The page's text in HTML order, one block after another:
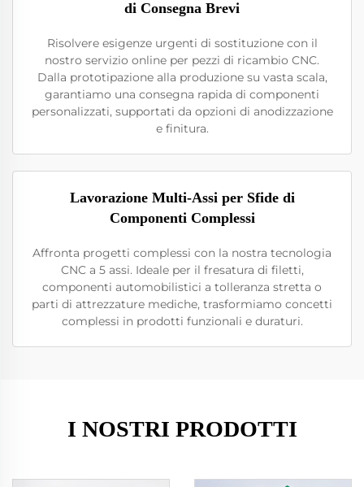
di Consegna Brevi
Risolvere esigenze urgenti di sostituzione con il
nostro servizio online per pezzi di ricambio CNC.
Dalla prototipazione alla produzione su vasta scala,
garantiamo una consegna rapida di componenti
personalizzati, supportati da opzioni di anodizzazione
e finitura.
Lavorazione Multi-Assi per Sfide di
Componenti Complessi
Affronta progetti complessi con la nostra tecnologia
CNC a 5 assi. Ideale per il fresatura di filetti,
componenti automobilistici a tolleranza stretta o
parti di attrezzature mediche, trasformiamo concetti
complessi in prodotti funzionali e duraturi.
I NOSTRI PRODOTTI